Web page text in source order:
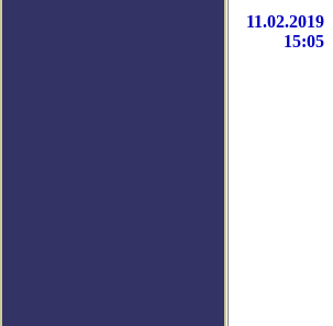
11.02.2019
15:05